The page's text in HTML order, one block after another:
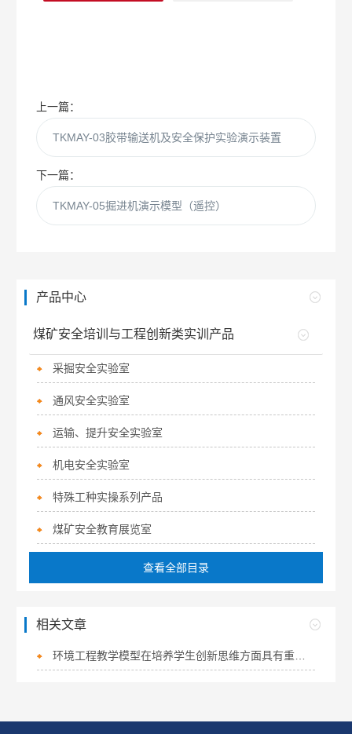
上一篇：
TKMAY-03胶带输送机及安全保护实验演示装置
下一篇：
TKMAY-05掘进机演示模型（遥控）
产品中心
煤矿安全培训与工程创新类实训产品
采掘安全实验室
通风安全实验室
运输、提升安全实验室
机电安全实验室
特殊工种实操系列产品
煤矿安全教育展览室
查看全部目录
相关文章